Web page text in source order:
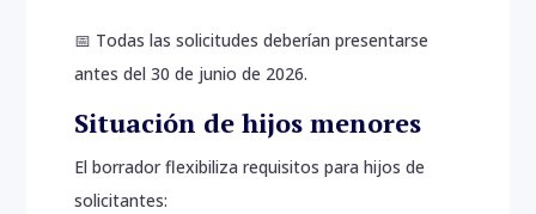
📅 Todas las solicitudes deberían presentarse
antes del 30 de junio de 2026.
Situación de hijos menores
El borrador flexibiliza requisitos para hijos de
solicitantes: